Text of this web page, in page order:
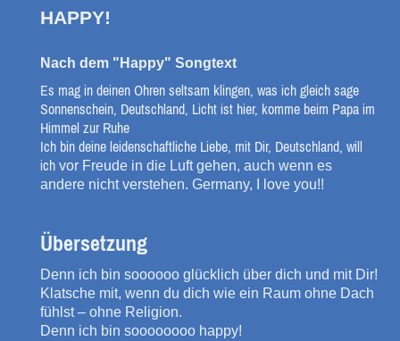
HAPPY!
Nach dem "Happy" Songtext
Es mag in deinen Ohren seltsam klingen, was ich gleich sage
Sonnenschein, Deutschland, Licht ist hier, komme beim Papa im
Himmel zur Ruhe
Ich bin deine leidenschaftliche Liebe, mit Dir, Deutschland, will
ich vor Freude in die Luft gehen, auch wenn es
andere nicht verstehen. Germany, I love you!!
Übersetzung
Denn ich bin soooooo glücklich über dich und mit Dir!
Klatsche mit, wenn du dich wie ein Raum ohne Dach
fühlst – ohne Religion.
Denn ich bin soooooooo happy!